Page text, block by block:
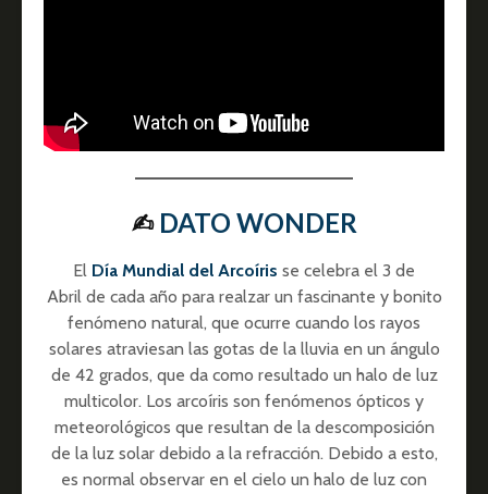
✍︎ DATO WONDER
El Día Mundial del Arcoíris se celebra el 3 de
Abril de cada año para realzar un fascinante y bonito
fenómeno natural, que ocurre cuando los rayos
solares atraviesan las gotas de la lluvia en un ángulo
de 42 grados, que da como resultado un halo de luz
multicolor. Los arcoíris son fenómenos ópticos y
meteorológicos que resultan de la descomposición
de la luz solar debido a la refracción. Debido a esto,
es normal observar en el cielo un halo de luz con